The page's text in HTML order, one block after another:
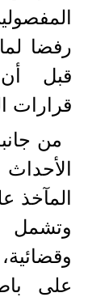
رفضا
قبل
قرارات
من
الأحداث
المآخذ
على